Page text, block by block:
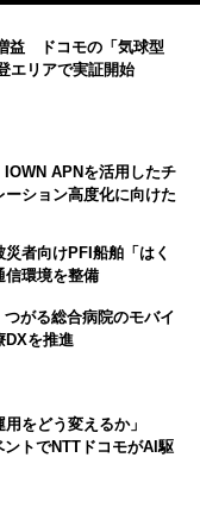
益 ドコモの「気球型
エリアで実証開始
IOWN APNを活用したチ
ーション高度化に向けた
災者向けPFI船舶「はく
環境を整備
がる総合病院のモバイ
DXを推進
用をどう変えるか」
トでNTTドコモがAI駆